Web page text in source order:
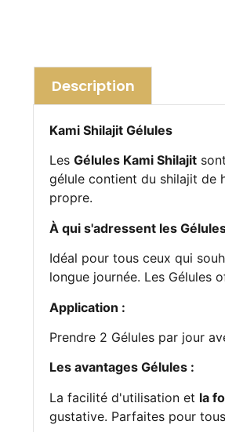
Description
Kami Shilajit Gélules
Les Gélules Kami Shilajit
gélule contient du shilajit de
propre.
À qui s'adressent les
Idéal pour tous ceux qui
longue journée. Les Gélules
Application :
Prendre 2 Gélules par jour
Les avantages Gélules :
La facilité d'utilisation et la
gustative. Parfaites pour